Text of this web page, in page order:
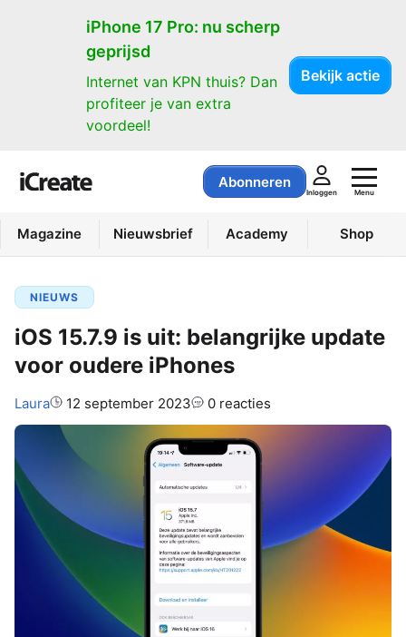
iPhone 17 Pro: nu scherp
geprijsd
Internet van KPN thuis? Dan
profiteer je van extra
voordeel!
Bekijk actie
Abonneren
Inloggen Menu
Magazine Nieuwsbrief Academy Shop
NIEUWS
iOS 15.7.9 is uit: belangrijke update
voor oudere iPhones
Auteur:
Laura 12 september 2023 0 reacties